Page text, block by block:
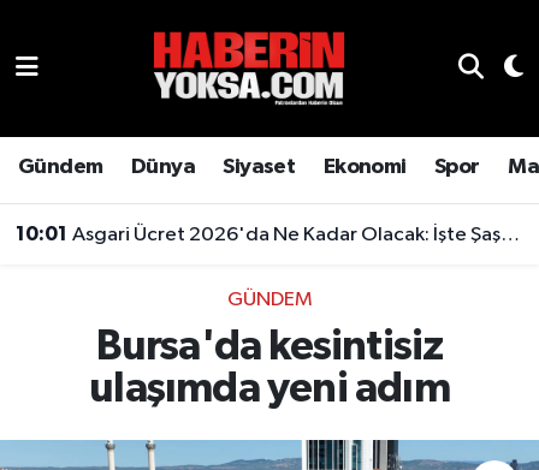
Gündem Dünya Siyaset Ekonomi Spor
10:01 Asgari Ücret 2026'da Ne Kadar Olacak: İşte Şaşırtan Rakam
GÜNDEM
Bursa'da kesintisiz
ulaşımda yeni adım
Genel
Gündem
Magazin
Hava Durumu
Son Dakika Haberleri
Haber Arşivi